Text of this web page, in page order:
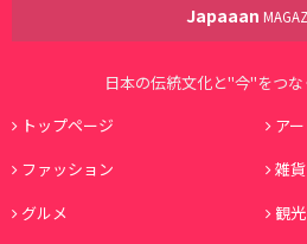
Japaaan
日本の伝統文化と"今"をつ
トップページ
ア
ファッション
雑
グルメ
観